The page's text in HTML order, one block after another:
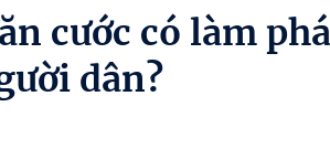
cước có làm
dân?